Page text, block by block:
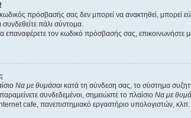
πρόσβασής σας δεν μπορεί να ανακτηθεί, μπορεί
συνδεθείτε πάλι σύντομα.
επαναφέρετε τον κωδικό πρόσβασής σας, επικοινωνήστε
Να με θυμάσαι κατά τη σύνδεση σας, το σύστημα
συνδεδεμένοι, σημειώστε το πλαίσιο Να με
cafe, πανεπιστημιακό εργαστήριο υπολογιστών, κλπ.